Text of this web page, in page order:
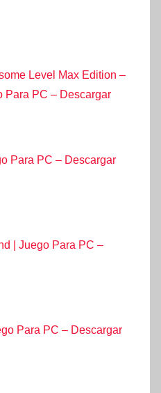
Level Max Edition –
Para PC – Descargar
Para PC – Descargar
| Juego Para PC –
Para PC – Descargar